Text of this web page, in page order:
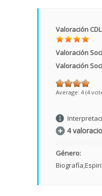
Valoración CDL
Valoración
Valoración
Average: 4 (4
4
Género:
Biografía